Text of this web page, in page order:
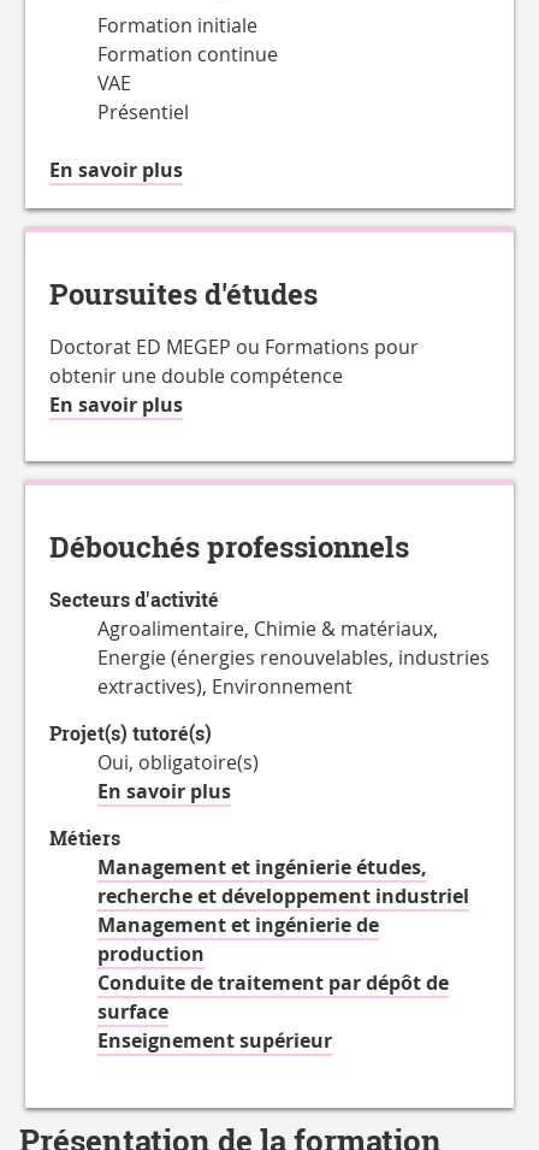
Formation initiale
Formation continue
VAE
Présentiel
En savoir plusà
du
en
Poursuites d'études
Doctorat ED MEGEP ou Formations pour
obtenir une double compétence
En savoir plusà
de
la
de
hebdomadaire
Débouchés professionnels
Secteurs d'activité
Agroalimentaire, Chimie & matériaux,
Energie (énergies renouvelables, industries
extractives), Environnement
Projet(s) tutoré(s)
Oui, obligatoire(s)
En savoir plusà
Projet(s)
tutoré(s)
Métiers
Management et ingénierie études,
recherche et développement industriel
Management et ingénierie de
production
Conduite de traitement par dépôt de
surface
Enseignement supérieur
Présentation de la formation